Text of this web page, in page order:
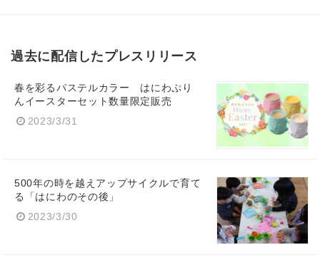
過去に配信したプレスリリース
春を彩るパステルカラー はにわぷり
んイースターセット数量限定販売
2023/3/31
500年の時を越えアップサイクルで育て
る「はにわのその後」
2023/3/30
Japanese